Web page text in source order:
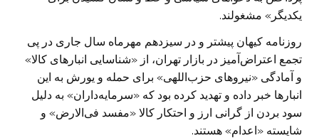
یکدیگر» مشغولند.
روزنامه کیهان پیشتر و در سیزدهم مهرماه سال جاری در پی
تجمع اعتراض‌آمیز در بازار تهران، از «شناسایی انبارهای کالا»
و آمادگی «نیروهای حزب‌اللهی» برای حمله و یورش به این
انبار‌ها خبر داده و تهدید کرده بود که «سرمایه‌داران» به دلیل
سود بردن از گرانی ارز و احتکار کالا «مفسد فی‌الارض» و
شایسته «اعدام» هستند.